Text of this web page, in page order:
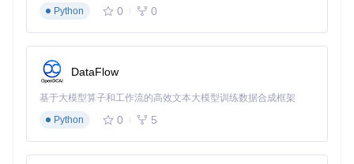
Python
0 0
DataFlow
基于大模型算子和工作流的高效文本大模型训练数据合成框架
Python
0 5